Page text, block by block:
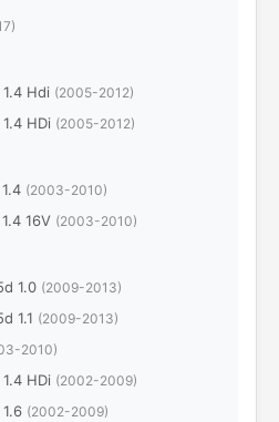
Hdi (2005-2012)
HDi (2005-2012)
(2003-2010)
16V (2003-2010)
1.0 (2009-2013)
1.1 (2009-2013)
2010)
HDi (2002-2009)
(2002-2009)